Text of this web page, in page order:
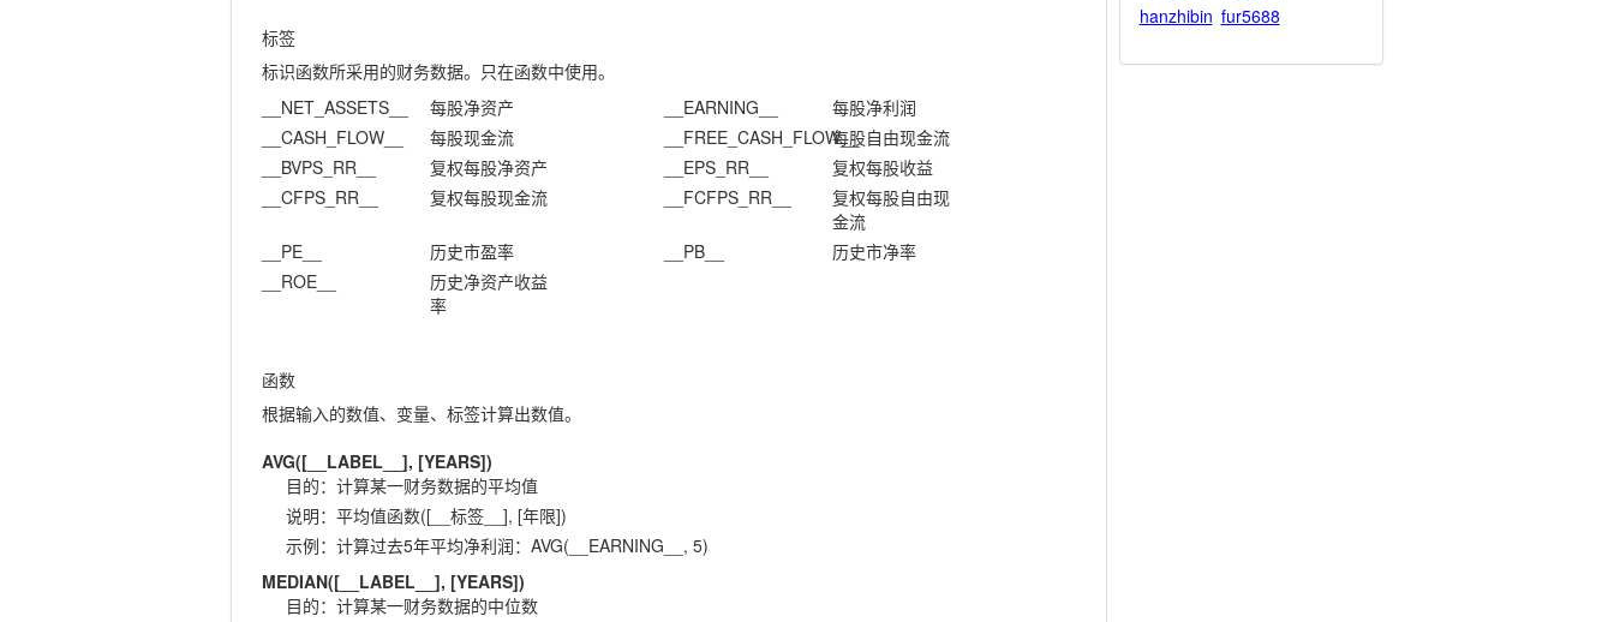
标签
标识函数所采用的财务数据。只在函数中使用。
__NET_ASSETS__
每股净资产 __EARNING__
每股净利润
__CASH_FLOW__
每股现金流 __FREE_CASH_FLOW__每股自由现金流
__BVPS_RR__
复权每股净资产 __EPS_RR__
复权每股收益
__CFPS_RR__
复权每股现金流 __FCFPS_RR__
复权每股自由现
金流
__PE__
历史市盈率 __PB__
历史市净率
__ROE__
历史净资产收益
率
函数
根据输入的数值、变量、标签计算出数值。
AVG([__LABEL__], [YEARS])
目的： 计算某一财务数据的平均值
说明： 平均值函数([__标签__], [年限])
示例： 计算过去5年平均净利润：AVG(__EARNING__, 5)
MEDIAN([__LABEL__], [YEARS])
目的： 计算某一财务数据的中位数
横店东磁(002056)
hanzhibin fur5688